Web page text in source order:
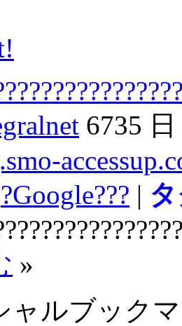
6735
?Google??? |
»
ャルブック